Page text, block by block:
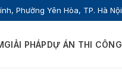
Phường Yên Hòa, TP. Hà Nội
GIẢI PHÁPDỰ ÁN THI CÔNG